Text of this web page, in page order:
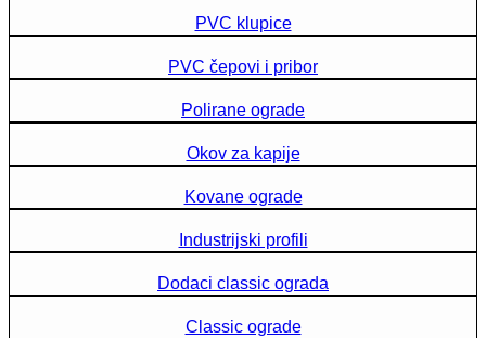
PVC klupice
PVC čepovi i pribor
Polirane ograde
Okov za kapije
Kovane ograde
Industrijski profili
Dodaci classic ograda
Classic ograde